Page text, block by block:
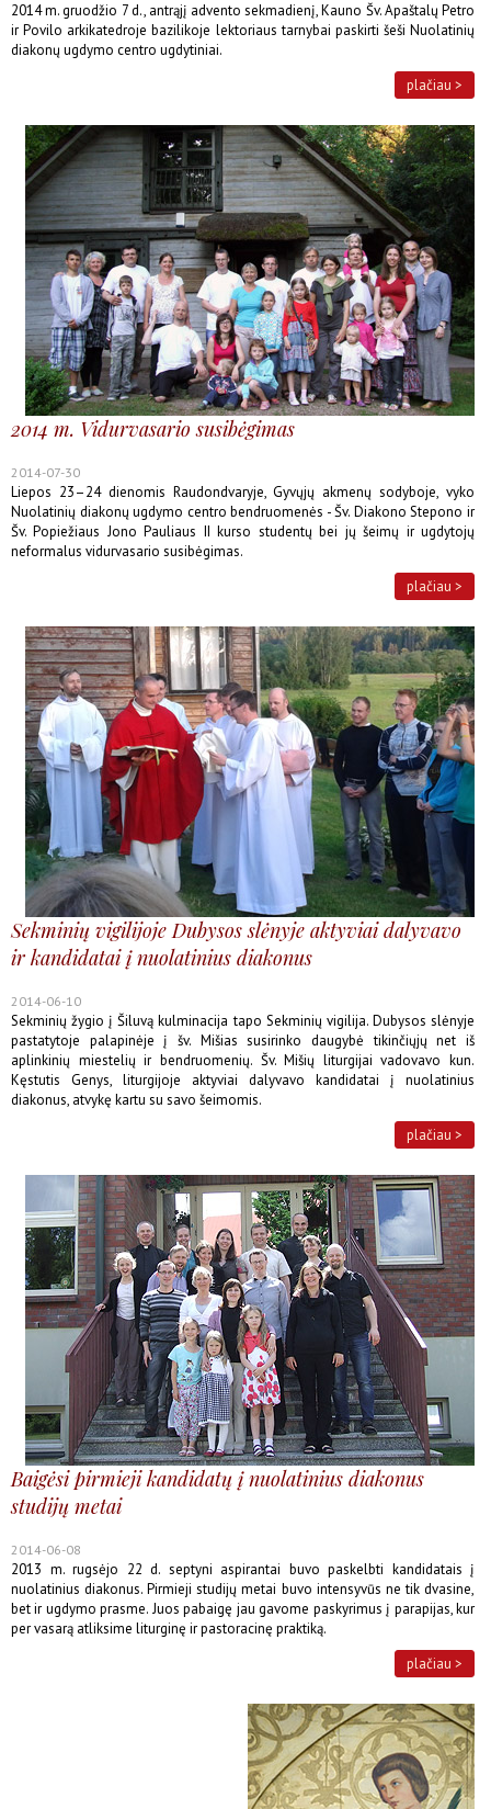
2014 m. gruodžio 7 d., antrąjį advento sekmadienį, Kauno Šv. Apaštalų Petro
ir Povilo arkikatedroje bazilikoje lektoriaus tarnybai paskirti šeši Nuolatinių
diakonų ugdymo centro ugdytiniai.
plačiau >
2014 m. Vidurvasario susibėgimas
2014-07-30
Liepos 23–24 dienomis Raudondvaryje, Gyvųjų akmenų sodyboje, vyko
Nuolatinių diakonų ugdymo centro bendruomenės - Šv. Diakono Stepono ir
Šv. Popiežiaus Jono Pauliaus II kurso studentų bei jų šeimų ir ugdytojų
neformalus vidurvasario susibėgimas.
plačiau >
Sekminių vigilijoje Dubysos slėnyje aktyviai dalyvavo
ir kandidatai į nuolatinius diakonus
2014-06-10
Sekminių žygio į Šiluvą kulminacija tapo Sekminių vigilija. Dubysos slėnyje
pastatytoje palapinėje į šv. Mišias susirinko daugybė tikinčiųjų net iš
aplinkinių miestelių ir bendruomenių. Šv. Mišių liturgijai vadovavo kun.
Kęstutis Genys, liturgijoje aktyviai dalyvavo kandidatai į nuolatinius
diakonus, atvykę kartu su savo šeimomis.
plačiau >
Baigėsi pirmieji kandidatų į nuolatinius diakonus
studijų metai
2014-06-08
2013 m. rugsėjo 22 d. septyni aspirantai buvo paskelbti kandidatais į
nuolatinius diakonus. Pirmieji studijų metai buvo intensyvūs ne tik dvasine,
bet ir ugdymo prasme. Juos pabaigę jau gavome paskyrimus į parapijas, kur
per vasarą atliksime liturginę ir pastoracinę praktiką.
plačiau >